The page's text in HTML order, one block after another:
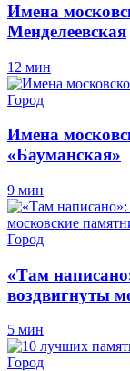
Имена
Менделеевская
12 мин
Город
Имена
«Бауманская»
9 мин
Город
«Там
воздвигнуты
5 мин
Город